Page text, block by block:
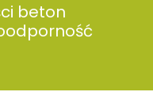
beton